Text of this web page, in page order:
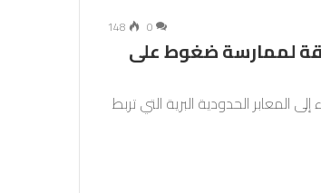
0
148
لممارسة ضغوط على
المعابر الحدودية البرية التي تربط